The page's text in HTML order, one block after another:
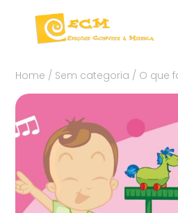
Home / Sem categoria / O que